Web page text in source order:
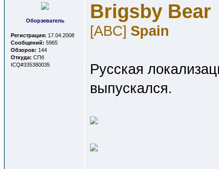
Оборзеватель
Регистрация: 17.04.2008
Сообщений: 5965
Обзоров: 144
Откуда: СПб
ICQ#335380035
Brigsby Bear
[ABC] Spain
Русская
выпускался.